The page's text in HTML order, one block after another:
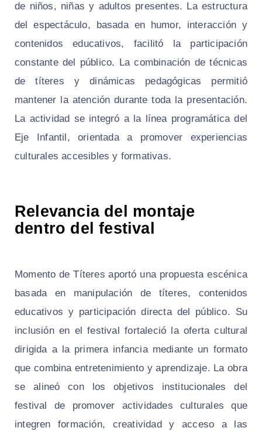
de niños, niñas y adultos presentes. La estructura
del espectáculo, basada en humor, interacción y
contenidos educativos, facilitó la participación
constante del público. La combinación de técnicas
de títeres y dinámicas pedagógicas permitió
mantener la atención durante toda la presentación.
La actividad se integró a la línea programática del
Eje Infantil, orientada a promover experiencias
culturales accesibles y formativas.
Relevancia del montaje
dentro del festival
Momento de Títeres aportó una propuesta escénica
basada en manipulación de títeres, contenidos
educativos y participación directa del público. Su
inclusión en el festival fortaleció la oferta cultural
dirigida a la primera infancia mediante un formato
que combina entretenimiento y aprendizaje. La obra
se alineó con los objetivos institucionales del
festival de promover actividades culturales que
integren formación, creatividad y acceso a las